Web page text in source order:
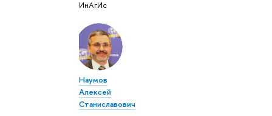
ИнАгИс
Наумов
Алексей
Станиславович